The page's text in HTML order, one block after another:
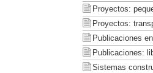
Proyectos:
Proyectos:
Publicaciones
Publicaciones:
Sistemas